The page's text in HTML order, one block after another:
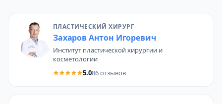
ПЛАСТИЧЕСКИЙ ХИРУРГ
Захаров Антон Игоревич
Институт пластической хирургии и
косметологии
5.086 отзывов